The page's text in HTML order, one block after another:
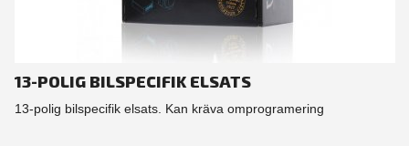
13-POLIG BILSPECIFIK ELSATS
13-polig bilspecifik elsats. Kan kräva omprogramering